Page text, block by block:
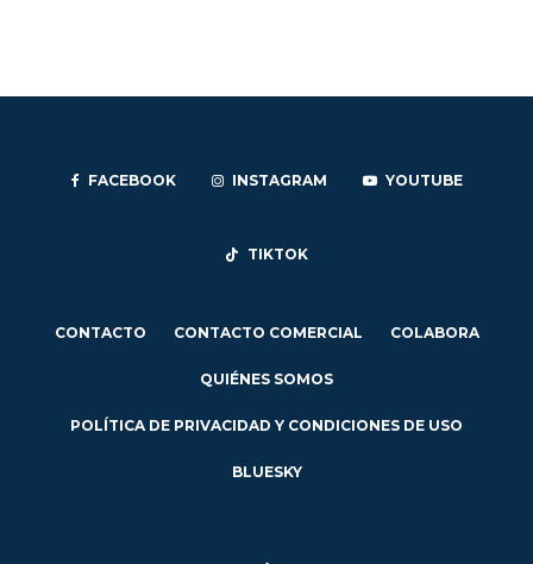
FACEBOOK INSTAGRAM YOUTUBE
TIKTOK
CONTACTO CONTACTO COMERCIAL COLABORA
QUIÉNES SOMOS
POLÍTICA DE PRIVACIDAD Y CONDICIONES DE USO
BLUESKY